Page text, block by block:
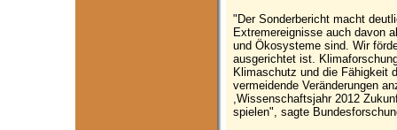
"Der Sonderbericht macht
Extremereignisse auch davon
und Ökosysteme sind. Wir
ausgerichtet ist.
Klimaschutz und die Fähigkeit
vermeidende Veränderungen
,Wissenschaftsjahr 2012
spielen", sagte